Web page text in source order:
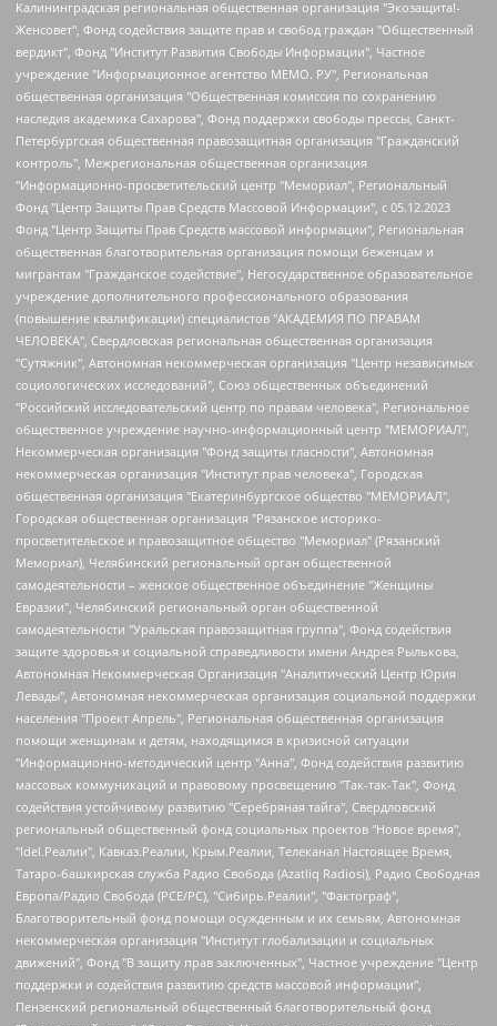
Калининградская региональная общественная организация "Экозащита!-Женсовет", Фонд содействия защите прав и свобод граждан "Общественный вердикт", Фонд "Институт Развития Свободы Информации", Частное учреждение "Информационное агентство МЕМО. РУ", Региональная общественная организация "Общественная комиссия по сохранению наследия академика Сахарова", Фонд поддержки свободы прессы, Санкт-Петербургская общественная правозащитная организация "Гражданский контроль", Межрегиональная общественная организация "Информационно-просветительский центр "Мемориал", Региональный Фонд "Центр Защиты Прав Средств Массовой Информации", с 05.12.2023 Фонд "Центр Защиты Прав Средств массовой информации", Региональная общественная благотворительная организация помощи беженцам и мигрантам "Гражданское содействие", Негосударственное образовательное учреждение дополнительного профессионального образования (повышение квалификации) специалистов "АКАДЕМИЯ ПО ПРАВАМ ЧЕЛОВЕКА", Свердловская региональная общественная организация "Сутяжник", Автономная некоммерческая организация "Центр независимых социологических исследований", Союз общественных объединений "Российский исследовательский центр по правам человека", Региональное общественное учреждение научно-информационный центр "МЕМОРИАЛ", Некоммерческая организация "Фонд защиты гласности", Автономная некоммерческая организация "Институт прав человека", Городская общественная организация "Екатеринбургское общество "МЕМОРИАЛ", Городская общественная организация "Рязанское историко-просветительское и правозащитное общество "Мемориал" (Рязанский Мемориал), Челябинский региональный орган общественной самодеятельности – женское общественное объединение "Женщины Евразии", Челябинский региональный орган общественной самодеятельности "Уральская правозащитная группа", Фонд содействия защите здоровья и социальной справедливости имени Андрея Рылькова, Автономная Некоммерческая Организация "Аналитический Центр Юрия Левады", Автономная некоммерческая организация социальной поддержки населения "Проект Апрель", Региональная общественная организация помощи женщинам и детям, находящимся в кризисной ситуации "Информационно-методический центр "Анна", Фонд содействия развитию массовых коммуникаций и правовому просвещению "Так-так-Так", Фонд содействия устойчивому развитию "Серебряная тайга", Свердловский региональный общественный фонд социальных проектов "Новое время", "Idel.Реалии", Кавказ.Реалии, Крым.Реалии, Телеканал Настоящее Время, Татаро-башкирская служба Радио Свобода (Azatliq Radiosi), Радио Свободная Европа/Радио Свобода (PCE/PC), "Сибирь.Реалии", "Фактограф", Благотворительный фонд помощи осужденным и их семьям, Автономная некоммерческая организация "Институт глобализации и социальных движений", Фонд "В защиту прав заключенных", Частное учреждение "Центр поддержки и содействия развитию средств массовой информации", Пензенский региональный общественный благотворительный фонд "Гражданский союз", "Север.Реалии", Некоммерческая организация Фонд "Правовая инициатива", Общество с ограниченной ответственностью "Радио Свободная Европа/Радио Свобода", Чешское информационное агентство "MEDIUM-ORIENT", Красноярская региональная общественная организация "Мы против СПИДа", Камалягин Денис Николаевич, Маркелов Сергей Евгеньевич, Пономарев Лев Александрович, Савицкая Людмила Алексеевна, Автономная некоммерческая организация "Центр по работе с проблемой насилия "НАСИЛИЮ.НЕТ", Межрегиональный профессиональный союз работников здравоохранения "Альянс врачей", Юридическое лицо, зарегистрированное в Латвийской Республике, SIA "Medusa Project" (регистрационный номер 40103797863, дата регистрации 10.06.2014), Некоммерческая организация "Фонд по борьбе с коррупцией", Автономная некоммерческая организация "Институт права и публичной политики", Баданин Роман Сергеевич, Гликин Максим Александрович, Железнова Мария Михайловна, Лукьянова Юлия Сергеевна, Маетная Елизавета Витальевна, Маняхин Петр Борисович, Чуракова Ольга Владимировна, Ярош Юлия Петровна, Юридическое лицо "The Insider SIA", зарегистрированное в Риге, Латвийская Республика (дата регистрации 26.06.2015), являющееся администратором доменного имени интернет-издания "The Insider SIA", https://theins.ru, Постернак Алексей Евгеньевич, Рубин Михаил Аркадьевич, Анин Роман Александрович, Юридическое лицо Istories fonds, зарегистрированное в Латвийской Республике (регистрационный номер 50008295751, дата регистрации 24.02.2020), Великовский Дмитрий Александрович, Долинина Ирина Николаевна, Мароховская Алеся Алексеевна, Шлейнов Роман Юрьевич, Шмагун Олеся Валентиновна, Общество с ограниченной ответственностью "Альтаир 2021", Общество с ограниченной ответственностью "Вега 2021", Общество с ограниченной ответственностью "Главный редактор 2021", Общество с ограниченной ответственностью "Ромашки монолит", Важенков Артем Валерьевич, Ивановская областная общественная организация "Центр гендерных исследований", Гурман Юрий Альбертович, Медиапроект "ОВД-Инфо", Егоров Владимир Владимирович, Жилинский Владимир Александрович, Общество с ограниченной ответственностью "ЗП", Иванова София Юрьевна, Карезина Инна Павловна, Кильтау Екатерина Викторовна, Петров Алексей Викторович, Пискунов Сергей Евгеньевич, Смирнов Сергей Сергеевич, Тихонов Михаил Сергеевич, Общество с ограниченной ответственностью "ЖУРНАЛИСТ-ИНОСТРАННЫЙ АГЕНТ", Арапова Галина Юрьевна, Вольтская Татьяна Анатольевна, Американская компания "Mason G.E.S. Anonymous Foundation" (США), являющаяся владельцем интернет-издания https://mnews.world/, Компания "Stichting Bellingcat", зарегистрированная в Нидерландах (дата регистрации 11.07.2018), Захаров Андрей Вячеславович, Клепиковская Екатерина Дмитриевна, Общество с ограниченной ответственностью "МЕМО", Перл Роман Александрович, Симонов Евгений Алексеевич, Соловьева Елена Анатольевна, Сотников Даниил Владимирович, Сурначева Елизавета Дмитриевна, Автономная некоммерческая организация по защите прав человека и информированию населения "Якутия – Наше Мнение", Общество с ограниченной ответственностью "Москоу диджитал медиа", с 26.01.2023 Общество с ограниченной ответственностью "Чайка Белые сады", Ветошкина Валерия Валерьевна, Заговора Максим Александрович, Межрегиональное общественное движение "Российская ЛГБТ - сеть", Оленичев Максим Владимирович, Павлов Иван Юрьевич, Скворцова Елена Сергеевна, Общество с ограниченной ответственностью "Как бы инагент", Кочетков Игорь Викторович, Общество с ограниченной ответственностью "Честные выборы", Еланчик Олег Александрович, Общество с ограниченной ответственностью "Нобелевский призыв", Гималова Регина Эмилевна, Григорьев Андрей Валерьевич, Григорьева Алина Александровна, Ассоциация по содействию защите прав призывников, альтернативнослужащих и военнослужащих "Правозащитная группа "Гражданин.Армия.Право", Хисамова Регина Фаритовна, Автономная некоммерческая организация по реализации социально-правовых программ "Лилит", Дальневосточное общественное движение "Маяк", Санкт-Петербургская ЛГБТ-инициативная группа "Выход", Инициативная группа ЛГБТ+ "Реверс", Алексеев Андрей Викторович, Бекбулатова Таисия Львовна, Беляев Иван Михайлович, Владыкина Елена Сергеевна, Гельман Марат Александрович, Никульшина Вероника Юрьевна, Толоконникова Надежда Андреевна, Шендерович Виктор Анатольевич, Общество с ограниченной ответственностью "Данное сообщение", Общество с ограниченной ответственностью Издательский дом "Новая глава", Айнбиндер Александра Александровна, Московский комьюнити-центр для ЛГБТ+инициатив, Благотворительный фонд развития филантропии, Deutsche Welle (Германия, Kurt-Schumacher-Strasse 3, 53113 Bonn), Борзунова Мария Михайловна, Воробьев Виктор Викторович, Голубева Анна Львовна, Константинова Алла Михайловна, Малкова Ирина Владимировна, Мурадов Мурад Абдулгалимович, Осетинская Елизавета Николаевна, Понасенков Евгений Николаевич, Ганапольский Матвей Юрьевич, Киселев Евгений Алексеевич, Борухович Ирина Григорьевна, Дремин Иван Тимофеевич, Дубровский Дмитрий Викторович, Красноярская региональная общественная организация поддержки и развития альтернативных образовательных технологий и межкультурных коммуникаций "ИНТЕРРА", Маяковская Екатерина Алексеевна, Фейгин Марк Захарович, Филимонов Андрей Викторович, Дзугкоева Регина Николаевна, Доброхотов Роман Александрович, Дудь Юрий Александрович, Елкин Сергей Владимирович, Кругликов Кирилл Игоревич, Сабунаева Мария Леонидовна, Семенов Алексей Владимирович, Шаинян Карен Багратович, Шульман Екатерина Михайловна, Асафьев Артур Валерьевич, Вахштайн Виктор Семенович, Венедиктов Алексей Алексеевич, Лушникова Екатерина Евгеньевна, Волков Леонид Михайлович, Невзоров Александр Глебович, Пархоменко Сергей Борисович, Сироткин Ярослав Николаевич, Кара-Мурза Владимир Владимирович, Баранова Наталья Владимировна, Гозман Леонид Яковлевич, Кагарлицкий Борис Юльевич, Климарев Михаил Валерьевич, Милов Владимир Станиславович, Автономная некоммерческая организация Краснодарский центр современного искусства "Типография", Моргенштерн Алишер Тагирович, Соболь Любовь Эдуардовна, Общество с ограниченной ответственностью "ЛИЗА НОРМ", Каспаров Гарри Кимович, Ходорковский Михаил Борисович, Общество с ограниченной ответственностью "Апрельские тезисы", Данилович Ирина Брониславовна, Кашин Олег Владимирович, Петров Николай Владимирович, Пивоваров Алексей Владимирович, Соколов Михаил Владимирович, Цветкова Юлия Владимировна, Чичваркин Евгений Александрович, Комитет против пыток/Команда против пыток, Общество с ограниченной ответственностью "Первый научный", Общество с ограниченной ответственностью "Вертолет и ко", Белоцерковская Вероника Борисовна, Кац Максим Евгеньевич, Лазарева Татьяна Юрьевна, Шаведдинов Руслан Табризович, Яшин Илья Валерьевич, Общество с ограниченной ответственностью "Иноагент ААВ", Алешковский Дмитрий Петрович, Альбац Евгения Марковна, Быков Дмитрий Львович, Галямина Юлия Евгеньевна, Лойко Сергей Леонидович, Мартынов Кирилл Константинович, Медведев Сергей Александрович, Крашенинников Федор Геннадиевич, Гордеева Катерина Вл